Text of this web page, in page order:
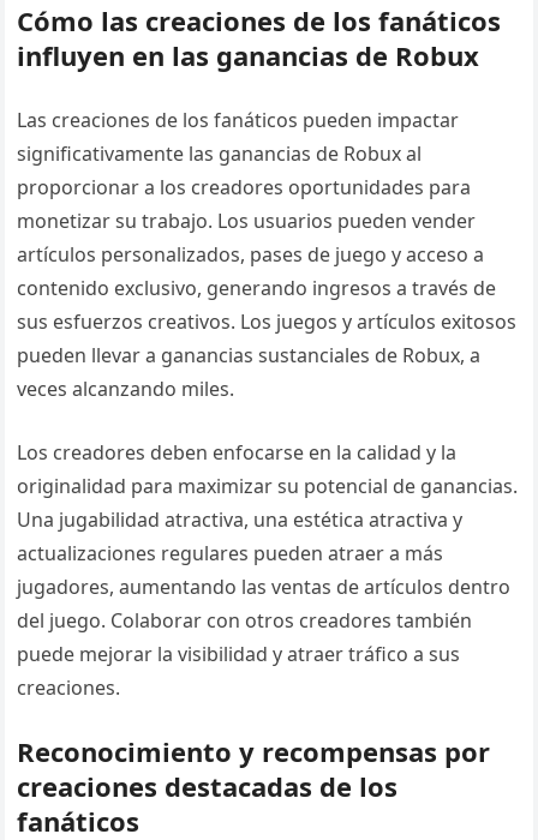
Cómo las creaciones de los fanáticos
influyen en las ganancias de Robux
Las creaciones de los fanáticos pueden impactar
significativamente las ganancias de Robux al
proporcionar a los creadores oportunidades para
monetizar su trabajo. Los usuarios pueden vender
artículos personalizados, pases de juego y acceso a
contenido exclusivo, generando ingresos a través de
sus esfuerzos creativos. Los juegos y artículos exitosos
pueden llevar a ganancias sustanciales de Robux, a
veces alcanzando miles.
Los creadores deben enfocarse en la calidad y la
originalidad para maximizar su potencial de ganancias.
Una jugabilidad atractiva, una estética atractiva y
actualizaciones regulares pueden atraer a más
jugadores, aumentando las ventas de artículos dentro
del juego. Colaborar con otros creadores también
puede mejorar la visibilidad y atraer tráfico a sus
creaciones.
Reconocimiento y recompensas por
creaciones destacadas de los
fanáticos